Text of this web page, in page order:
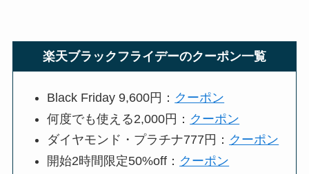
楽天ブラックフライデーのクーポン一覧
Black Friday 9,600円： クーポン
何度でも使える2,000円： クーポン
ダイヤモンド・プラチナ777円： クーポン
開始2時間限定50%off： クーポン